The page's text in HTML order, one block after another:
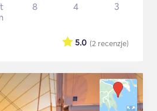
8 4 3
(2 recenzje)
5.0